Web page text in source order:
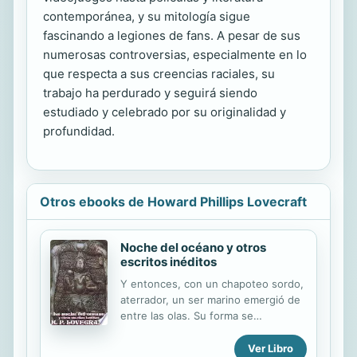
contemporánea, y su mitología sigue
fascinando a legiones de fans. A pesar de sus
numerosas controversias, especialmente en lo
que respecta a sus creencias raciales, su
trabajo ha perdurado y seguirá siendo
estudiado y celebrado por su originalidad y
profundidad.
Otros ebooks de Howard Phillips Lovecraft
Noche del océano y otros
escritos inéditos
Y entonces, con un chapoteo sordo,
aterrador, un ser marino emergió de
entre las olas. Su forma se
asemejaba a la de un perro, pero
también podría ser la de un hombre
Ver Libro